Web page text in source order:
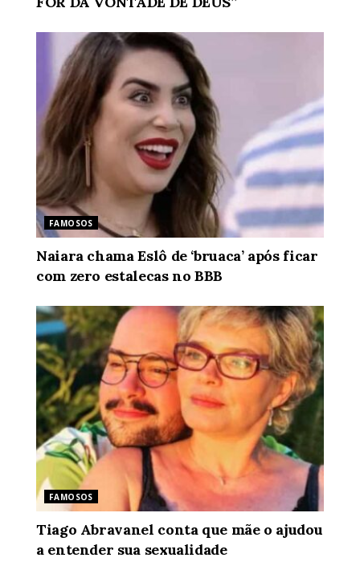
FAMOSOS
Naiara chama Eslô de ‘bruaca’ após ficar
com zero estalecas no BBB
FAMOSOS
Tiago Abravanel conta que mãe o ajudou
a entender sua sexualidade